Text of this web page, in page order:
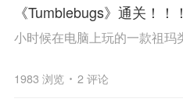
《Tumblebugs》通关！！！
1983 浏览 2 评论